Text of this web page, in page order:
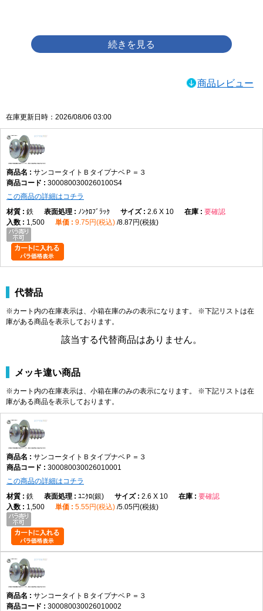
商品レビュー
在庫更新日時：2026/08/06 03:00
サンコータイトＢタイプナベＰ＝３
3000800300260100S4
この商品の詳細はコチラ
鉄
ﾉﾝｸﾛﾌﾞﾗｯｸ 2.6 X 10
要確認
1,500
9.75円(税込) 8.87円(税抜)
代替品
※カート内の在庫表示は、小箱在庫のみの表示になります。 ※下記リストは在
庫がある商品を表示しております。
該当する代替商品はありません。
メッキ違い商品
※カート内の在庫表示は、小箱在庫のみの表示になります。 ※下記リストは在
庫がある商品を表示しております。
サンコータイトＢタイプナベＰ＝３
300080030026010001
この商品の詳細はコチラ
鉄
ﾕﾆｸﾛ(銀) 2.6 X 10
要確認
1,500
5.55円(税込) 5.05円(税抜)
サンコータイトＢタイプナベＰ＝３
300080030026010002